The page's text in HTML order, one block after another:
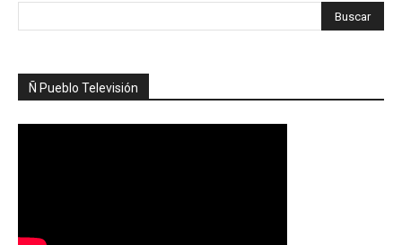
Ñ Pueblo Televisión